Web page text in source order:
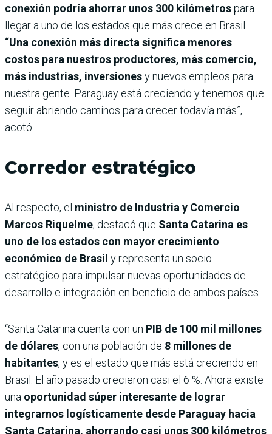
conexión podría ahorrar unos 300 kilómetrospara
llegar a uno de los estados que más crece en Brasil.
“Una conexión más directa significa menores
costos para nuestros productores, más comercio,
más industrias, inversionesy nuevos empleos para
nuestra gente. Paraguay está creciendo y tenemos que
seguir abriendo caminos para crecer todavía más”,
acotó.
Corredor estratégico
Al respecto, el ministro de Industria y Comercio
Marcos Riquelme, destacó que Santa Catarina es
uno de los estados con mayor crecimiento
económico de Brasil y representa un socio
estratégico para impulsar nuevas oportunidades de
desarrollo e integración en beneficio de ambos países.
“Santa Catarina cuenta con un PIB de 100 mil millones
de dólares, con una población de 8 millones de
habitantes, y es el estado que más está creciendo en
Brasil. El año pasado crecieron casi el 6 %. Ahora existe
una oportunidad súper interesante de lograr
integrarnos logísticamente desde Paraguay hacia
Santa Catarina, ahorrando casi unos 300 kilómetros